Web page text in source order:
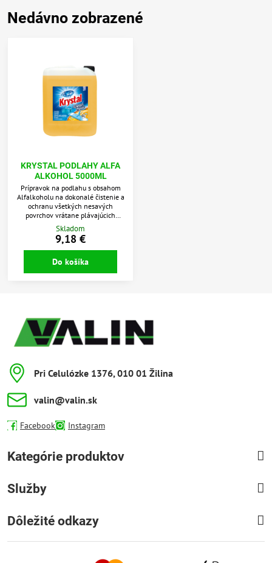
Nedávno zobrazené
KRYSTAL PODLAHY ALFA
ALKOHOL 5000ML
Prípravok na podlahu s obsahom
Alfalkoholu na dokonalé čistenie a
ochranu všetkých nesavých
povrchov vrátane plávajúcich
podláh.
Skladom
9,18 €
Do košíka
Pri Celulózke 1376, 010 01 Žilina
valin​@valin​.sk
Facebook Instagram
Kategórie produktov
Služby
Dôležité odkazy